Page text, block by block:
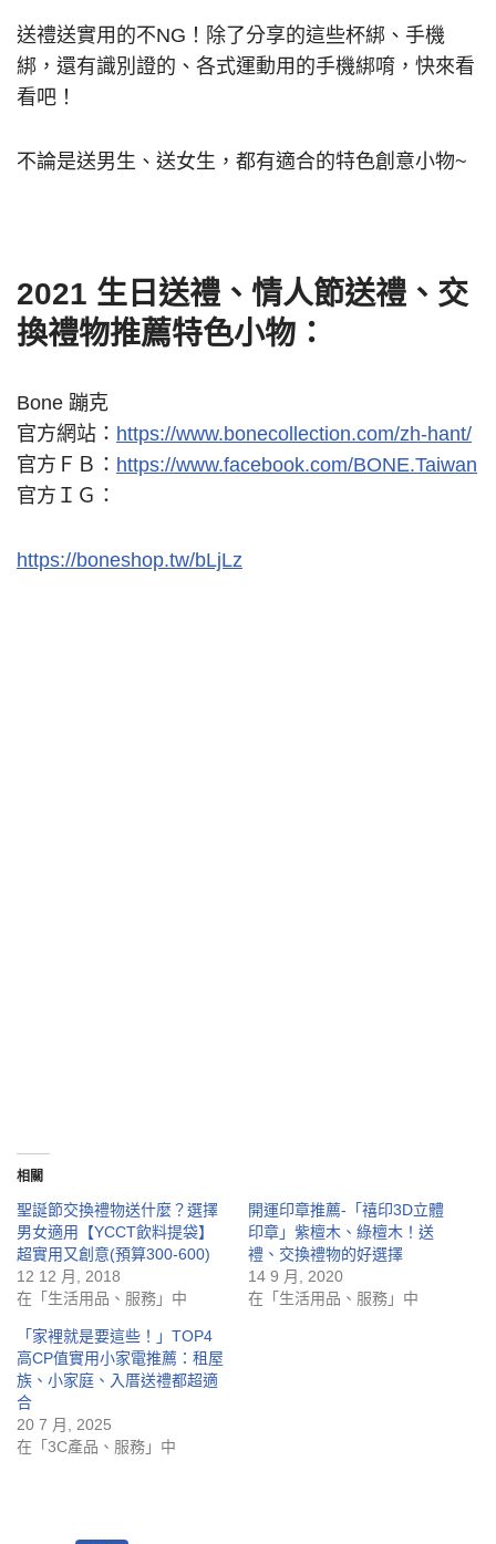
送禮送實用的不NG！除了分享的這些杯綁、手機
綁，還有識別證的、各式運動用的手機綁唷，快來看
看吧！
不論是送男生、送女生，都有適合的特色創意小物~
2021 生日送禮、情人節送禮、交
換禮物推薦特色小物：
Bone 蹦克
官方網站： https://www.bonecollection.com/zh-hant/
官方ＦＢ： https://www.facebook.com/BONE.Taiwan
官方ＩＧ：
https://boneshop.tw/bLjLz
相關
聖誕節交換禮物送什麼？選擇
男女適用【YCCT飲料提袋】
超實用又創意(預算300-600)
12 12 月, 2018
在「生活用品、服務」中
開運印章推薦-「禧印3D立體
印章」紫檀木、綠檀木！送
禮、交換禮物的好選擇
14 9 月, 2020
在「生活用品、服務」中
「家裡就是要這些！」TOP4
高CP值實用小家電推薦：租屋
族、小家庭、入厝送禮都超適
合
20 7 月, 2025
在「3C產品、服務」中